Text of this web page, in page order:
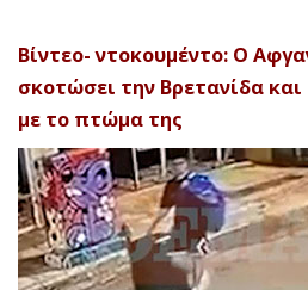
Βίντεο- ντοκουμέντο: Ο
σκοτώσει την Βρετανίδα
με το πτώμα της